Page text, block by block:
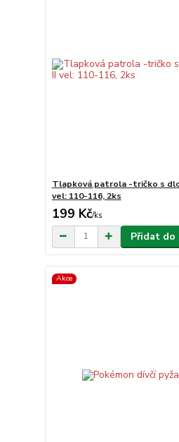
Tlapková patrola -tričko s
vel: 110-116, 2ks
199 Kč/ks
Přidat do
Akce